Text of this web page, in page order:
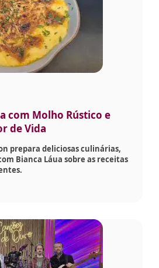
com Molho Rústico e
de Vida
prepara deliciosas culinárias,
Bianca Láua sobre as receitas